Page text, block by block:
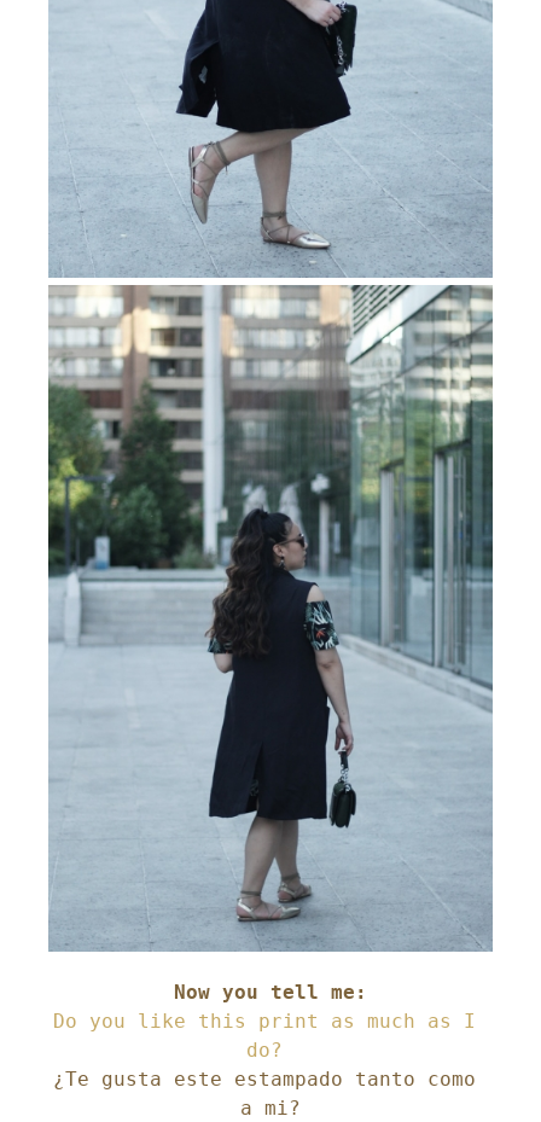
Do you like this print as much as I
¿Te gusta este estampado tanto como
a mi?